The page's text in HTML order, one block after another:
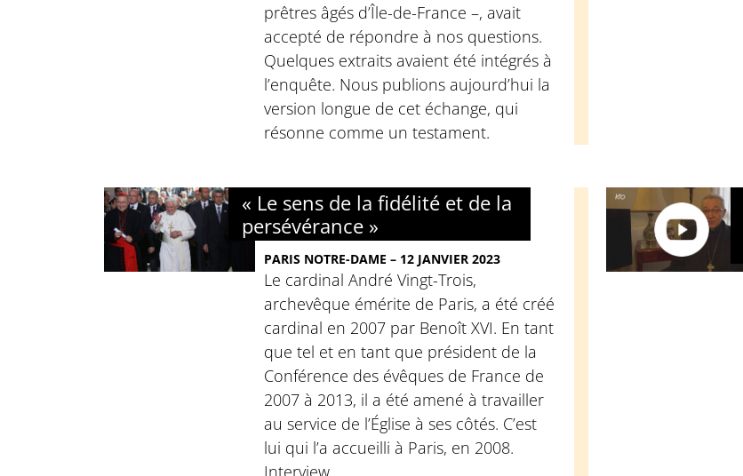
prêtres âgés d’Île-de-France –, avait
accepté de répondre à nos questions.
Quelques extraits avaient été intégrés à
l’enquête. Nous publions aujourd’hui la
version longue de cet échange, qui
résonne comme un testament.
« Le sens de la fidélité et de la
persévérance »
PARIS NOTRE-DAME – 12 JANVIER 2023
Le cardinal André Vingt-Trois,
archevêque émérite de Paris, a été créé
cardinal en 2007 par Benoît XVI. En tant
que tel et en tant que président de la
Conférence des évêques de France de
2007 à 2013, il a été amené à travailler
au service de l’Église à ses côtés. C’est
lui qui l’a accueilli à Paris, en 2008.
Interview.